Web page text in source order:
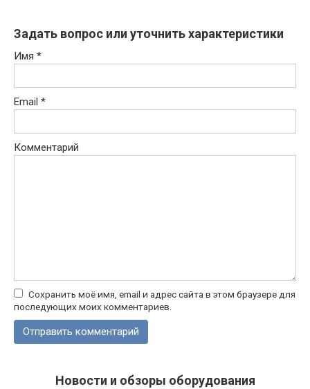
Задать вопрос или уточнить характеристики
Имя *
Email *
Комментарий
Сохранить моё имя, email и адрес сайта в этом браузере для
последующих моих комментариев.
Новости и обзоры оборудования